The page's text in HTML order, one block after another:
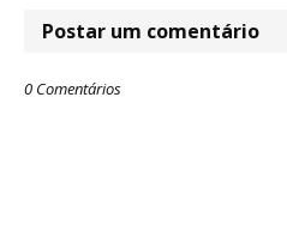
Postar um comentário
0 Comentários